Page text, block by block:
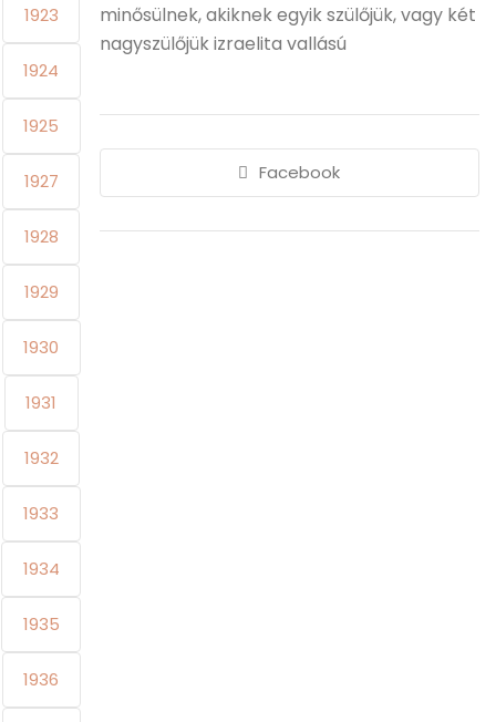
1923
1924
1925
1927
1928
1929
1930
1931
1932
1933
1934
1935
1936
minősülnek, akiknek egyik szülőjük, vagy két
nagyszülőjük izraelita vallású
Facebook